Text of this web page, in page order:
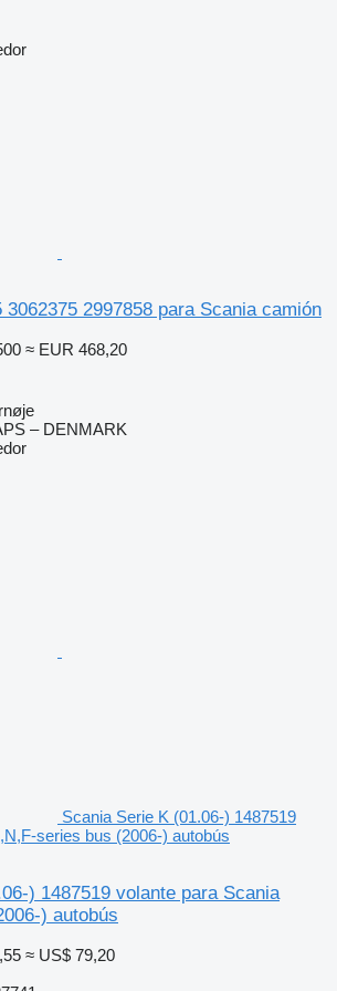
3062375 2997858 para Scania camión
≈ EUR 468,20
– DENMARK
Scania Serie K (01.06-) 1487519
series bus (2006-) autobús
) 1487519 volante para Scania
) autobús
≈ US$ 79,20